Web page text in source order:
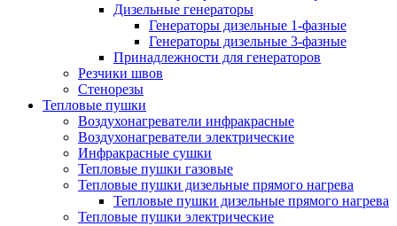
Дизельные генераторы
Генераторы дизельные 1-фазные
Генераторы дизельные 3-фазные
Принадлежности для генераторов
Резчики швов
Стенорезы
Тепловые пушки
Воздухонагреватели инфракрасные
Воздухонагреватели электрические
Инфракрасные сушки
Тепловые пушки газовые
Тепловые пушки дизельные прямого нагрева
Тепловые пушки дизельные прямого нагрева
Тепловые пушки электрические